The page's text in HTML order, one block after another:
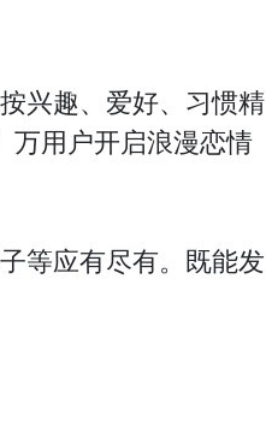
兴趣、爱好、习惯精
用户开启浪漫恋情
等应有尽有。既能发